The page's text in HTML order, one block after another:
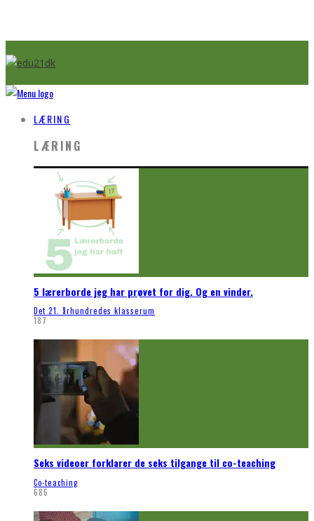
LÆRING
LÆRING
5 lærerborde jeg har prøvet for dig. Og en vinder.
Det 21. århundredes klasserum
187
Seks videoer forklarer de seks tilgange til co-teaching
Co-teaching
686